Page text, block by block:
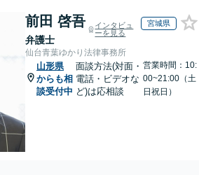
前田 啓吾
弁護士
インタビュ
ーを見る
宮城県
仙台青葉ゆかり法律事務所
山形県
からも相
談受付中
面談方法(対面・
電話・ビデオな
ど)は応相談
営業時間：10:
00~21:00（土
日祝日）